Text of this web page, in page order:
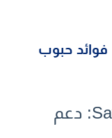
فوائد حبوب
فوائد سيفيتريوم Safetrium: دعم